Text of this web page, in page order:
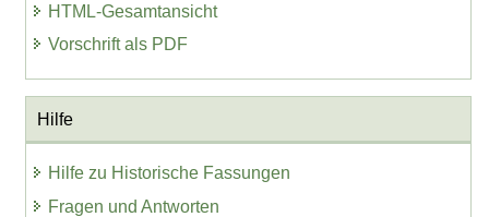
HTML-Gesamtansicht
Vorschrift als PDF
Hilfe
Hilfe zu Historische Fassungen
Fragen und Antworten